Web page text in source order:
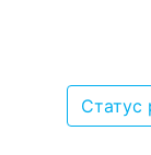
Статус